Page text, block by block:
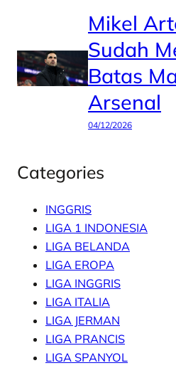
Mikel
Sudah
Batas
Arsenal
04/12/2026
Categories
INGGRIS
LIGA 1 INDONESIA
LIGA BELANDA
LIGA EROPA
LIGA INGGRIS
LIGA ITALIA
LIGA JERMAN
LIGA PRANCIS
LIGA SPANYOL